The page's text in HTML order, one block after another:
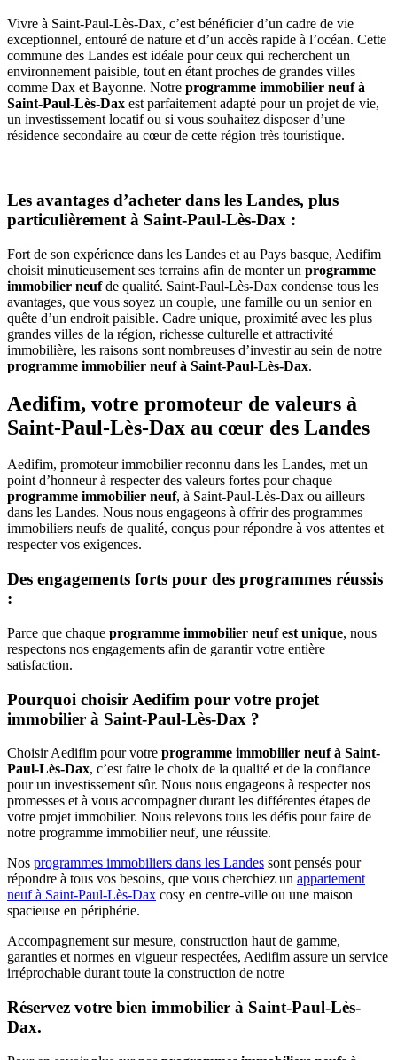
Vivre à Saint-Paul-Lès-Dax, c’est bénéficier d’un cadre de vie
exceptionnel, entouré de nature et d’un accès rapide à l’océan. Cette
commune des Landes est idéale pour ceux qui recherchent un
environnement paisible, tout en étant proches de grandes villes
comme Dax et Bayonne. Notre programme immobilier neuf à
Saint-Paul-Lès-Dax est parfaitement adapté pour un projet de vie,
un investissement locatif ou si vous souhaitez disposer d’une
résidence secondaire au cœur de cette région très touristique.
Les avantages d’acheter dans les Landes, plus
particulièrement à Saint-Paul-Lès-Dax :
Fort de son expérience dans les Landes et au Pays basque, Aedifim
choisit minutieusement ses terrains afin de monter un programme
immobilier neufde qualité. Saint-Paul-Lès-Dax condense tous les
avantages, que vous soyez un couple, une famille ou un senior en
quête d’un endroit paisible. Cadre unique, proximité avec les plus
grandes villes de la région, richesse culturelle et attractivité
immobilière, les raisons sont nombreuses d’investir au sein de notre
programme immobilier neuf à Saint-Paul-Lès-Dax.
Aedifim, votre promoteur de valeurs à
Saint-Paul-Lès-Dax au cœur des Landes
Aedifim, promoteur immobilier reconnu dans les Landes, met un
point d’honneur à respecter des valeurs fortes pour chaque
programme immobilier neuf, à Saint-Paul-Lès-Dax ou ailleurs
dans les Landes. Nous nous engageons à offrir des programmes
immobiliers neufs de qualité, conçus pour répondre à vos attentes et
respecter vos exigences.
Des engagements forts pour des programmes réussis
:
Parce que chaque programme immobilier neuf est unique, nous
respectons nos engagements afin de garantir votre entière
satisfaction.
Pourquoi choisir Aedifim pour votre projet
immobilier à Saint-Paul-Lès-Dax ?
Choisir Aedifim pour votre programme immobilier neuf à Saint-
Paul-Lès-Dax, c’est faire le choix de la qualité et de la confiance
pour un investissement sûr. Nous nous engageons à respecter nos
promesses et à vous accompagner durant les différentes étapes de
votre projet immobilier. Nous relevons tous les défis pour faire de
notre programme immobilier neuf, une réussite.
Nos programmes immobiliers dans les Landes sont pensés pour
répondre à tous vos besoins, que vous cherchiez un appartement
neuf à Saint-Paul-Lès-Dax cosy en centre-ville ou une maison
spacieuse en périphérie.
Accompagnement sur mesure, construction haut de gamme,
garanties et normes en vigueur respectées, Aedifim assure un service
irréprochable durant toute la construction de notre
Réservez votre bien immobilier à Saint-Paul-Lès-
Dax.